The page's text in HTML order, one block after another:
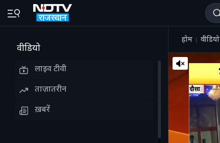
वीडियो
लाइव टीवी
ताज़ातरीन
ख़बरें
होम वीडियो